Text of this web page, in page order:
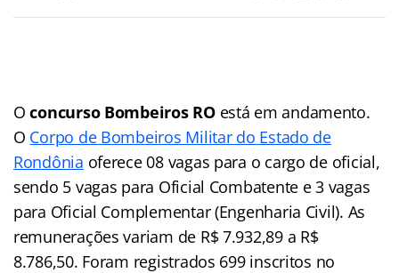
Oconcurso Bombeiros ROestá em andamento.
O Corpo de Bombeiros Militar do Estado de
Rondônia oferece 08 vagas para o cargo de oficial,
sendo 5 vagas para Oficial Combatente e 3 vagas
para Oficial Complementar (Engenharia Civil). As
remunerações variam de R$ 7.932,89 a R$
8.786,50. Foram registrados 699 inscritos no